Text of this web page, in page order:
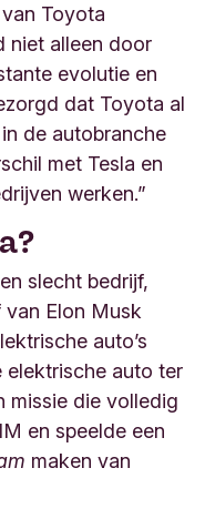
Toyota
niet alleen door
evolutie en
dat Toyota al
de autobranche
met Tesla en
werken.”
slecht bedrijf,
Elon Musk
auto’s
elektrische auto ter
missie die volledig
en speelde een
maken van